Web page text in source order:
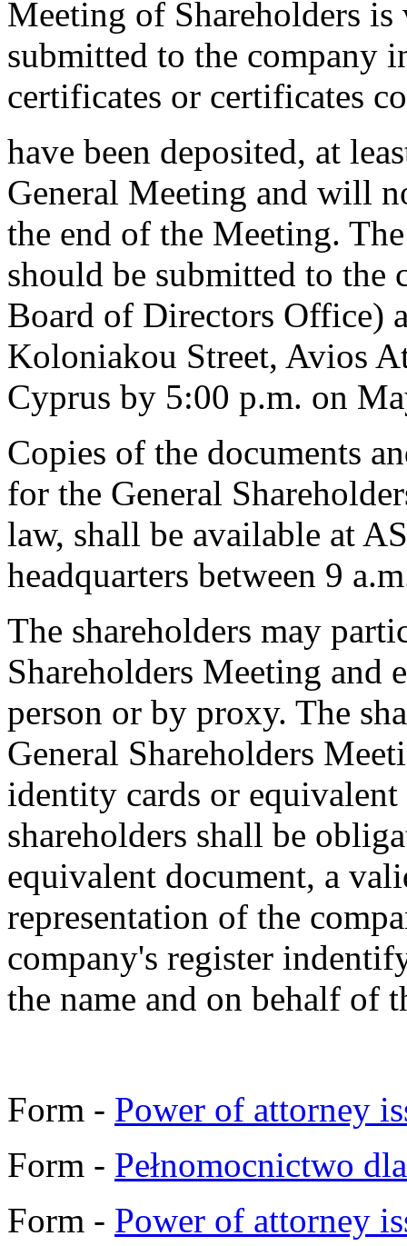
Meeting of Shareholders is
submitted to the company
certificates or certificates
have been deposited, at
General Meeting and will
the end of the Meeting.
should be submitted to the
Board of Directors Office)
Koloniakou Street, Avios
Cyprus by 5:00 p.m. on
Copies of the documents
for the General
law, shall be available at
headquarters between 9
The shareholders may
Shareholders Meeting and
person or by proxy. The
General Shareholders
identity cards or
shareholders shall be
equivalent document, a
representation of the
company's register
the name and on behalf of
Form - Power of attorney
Form - Pełnomocnictwo
Form - Power of attorney